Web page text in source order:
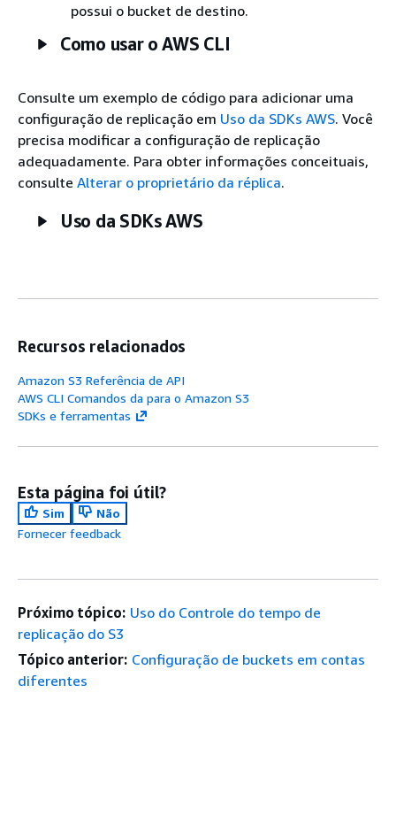
possui o bucket de destino.
Como usar o AWS CLI
Consulte um exemplo de código para adicionar uma
configuração de replicação em Uso da SDKs AWS. Você
precisa modificar a configuração de replicação
adequadamente. Para obter informações conceituais,
consulte Alterar o proprietário da réplica.
Uso da SDKs AWS
Recursos relacionados
Amazon S3 Referência de API
AWS CLI Comandos da para o Amazon S3
SDKs e ferramentas
Esta página foi útil?
Sim
Não
Fornecer feedback
Próximo tópico: Uso do Controle do tempo de
replicação do S3
Tópico anterior: Configuração de buckets em contas
diferentes